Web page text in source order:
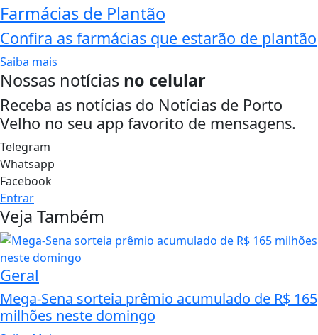
Farmácias de Plantão
Confira as farmácias que estarão de plantão
Saiba mais
Nossas notícias no celular
Receba as notícias do Notícias de Porto
Velho no seu app favorito de mensagens.
Telegram
Whatsapp
Facebook
Entrar
Veja Também
Geral
Mega-Sena sorteia prêmio acumulado de R$ 165
milhões neste domingo